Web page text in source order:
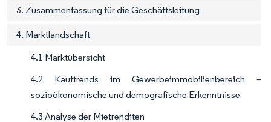
3. Zusammenfassung für die Geschäftsleitung
4. Marktlandschaft
4.1 Marktübersicht
4.2 Kauftrends im Gewerbeimmobilienbereich –
sozioökonomische und demografische Erkenntnisse
4.3 Analyse der Mietrenditen